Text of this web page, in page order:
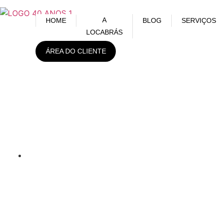
HOME
A
LOCABRÁS
BLOG SERVIÇOS
ÁREA DO CLIENTE